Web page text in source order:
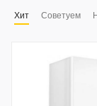
Хит Советуем